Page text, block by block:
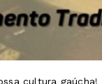
cultura gaúcha!